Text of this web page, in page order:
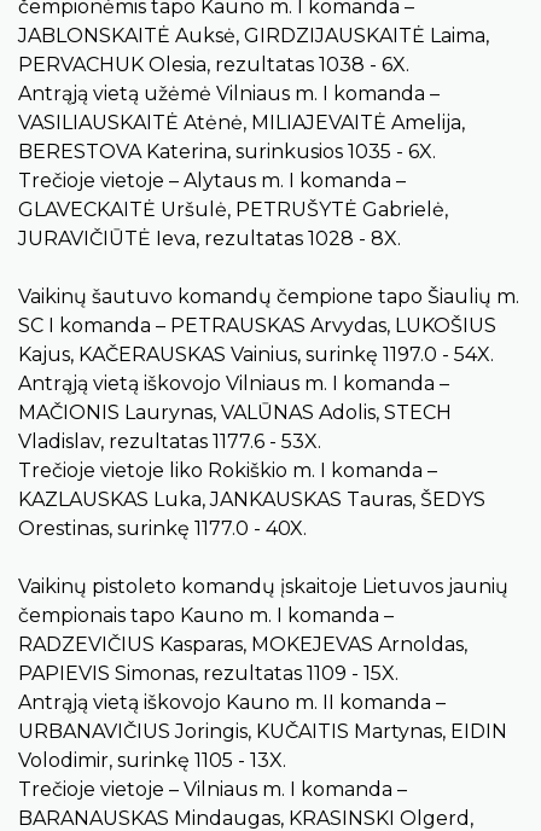
čempionėmis tapo Kauno m. I komanda –
JABLONSKAITĖ Auksė, GIRDZIJAUSKAITĖ Laima,
PERVACHUK Olesia, rezultatas 1038 - 6X.
Antrąją vietą užėmė Vilniaus m. I komanda –
VASILIAUSKAITĖ Atėnė, MILIAJEVAITĖ Amelija,
BERESTOVA Katerina, surinkusios 1035 - 6X.
Trečioje vietoje – Alytaus m. I komanda –
GLAVECKAITĖ Uršulė, PETRUŠYTĖ Gabrielė,
JURAVIČIŪTĖ Ieva, rezultatas 1028 - 8X.
Vaikinų šautuvo komandų čempione tapo Šiaulių m.
SC I komanda – PETRAUSKAS Arvydas, LUKOŠIUS
Kajus, KAČERAUSKAS Vainius, surinkę 1197.0 - 54X.
Antrąją vietą iškovojo Vilniaus m. I komanda –
MAČIONIS Laurynas, VALŪNAS Adolis, STECH
Vladislav, rezultatas 1177.6 - 53X.
Trečioje vietoje liko Rokiškio m. I komanda –
KAZLAUSKAS Luka, JANKAUSKAS Tauras, ŠEDYS
Orestinas, surinkę 1177.0 - 40X.
Vaikinų pistoleto komandų įskaitoje Lietuvos jaunių
čempionais tapo Kauno m. I komanda –
RADZEVIČIUS Kasparas, MOKEJEVAS Arnoldas,
PAPIEVIS Simonas, rezultatas 1109 - 15X.
Antrąją vietą iškovojo Kauno m. II komanda –
URBANAVIČIUS Joringis, KUČAITIS Martynas, EIDIN
Volodimir, surinkę 1105 - 13X.
Trečioje vietoje – Vilniaus m. I komanda –
BARANAUSKAS Mindaugas, KRASINSKI Olgerd,